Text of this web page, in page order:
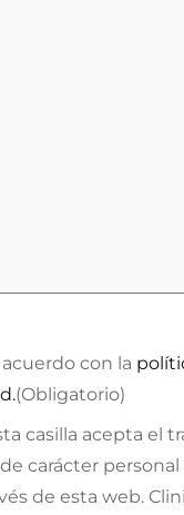
con la
(Obligatorio)
casilla acepta el
carácter personal
de esta web.